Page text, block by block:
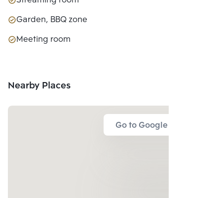
Garden, BBQ zone
Meeting room
Nearby Places
Go to Google Map